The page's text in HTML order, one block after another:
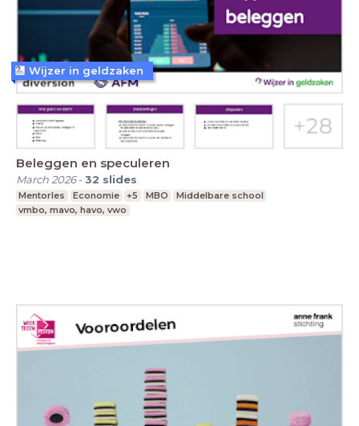
Beleggen en speculeren
March 2026-32 slides
Mentorles Economie +5 MBO
Middelbare school
vmbo, mavo, havo, vwo
Wijzer in geldzaken